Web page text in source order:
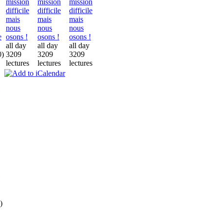
difficile
mais
nous
osons !
all day
3209
lectures
difficile
mais
nous
osons !
all day
3209
lectures
difficile
mais
nous
osons !
all day
3209
lectures